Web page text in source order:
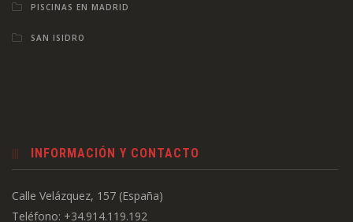
PISCINAS EN MADRID
SAN ISIDRO
INFORMACIÓN Y CONTACTO
Calle Velázquez, 157 (España)
Teléfono: +34.914.119.192